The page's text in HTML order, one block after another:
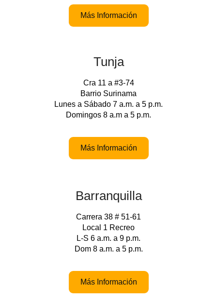
Más Información
Tunja
Cra 11 a #3-74
Barrio Surinama
Lunes a Sábado 7 a.m. a 5 p.m.
Domingos 8 a.m a 5 p.m.
Más Información
Barranquilla
Carrera 38 # 51-61
Local 1 Recreo
L-S 6 a.m. a 9 p.m.
Dom 8 a.m. a 5 p.m.
Más Información